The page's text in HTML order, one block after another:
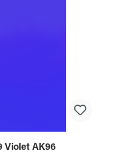
Violet AK96